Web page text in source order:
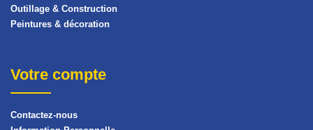
Outillage & Construction
Peintures & décoration
Votre compte
Contactez-nous